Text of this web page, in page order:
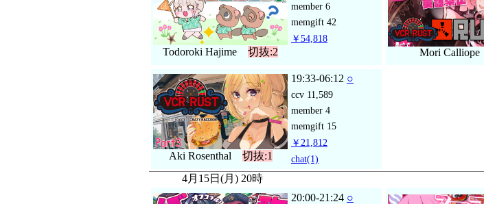
Todoroki Hajime 切抜:2
member 6
memgift 42
￥54,818
Mori Calliope
Aki Rosenthal 切抜:1
19:33-06:12 ○
ccv 11,589
member 4
memgift 15
￥21,812
chat(1)
4月15日(月) 20時
20:00-21:24 ○